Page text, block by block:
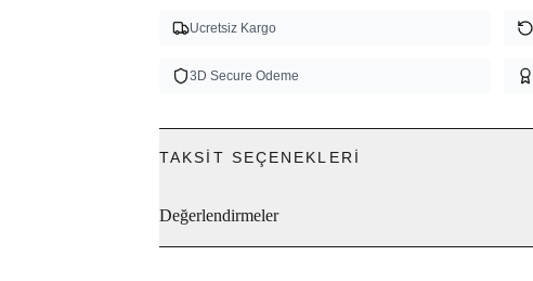
Ucretsiz Kargo
3D Secure Odeme
TAKSIT SEÇENEKLERI
Değerlendirmeler